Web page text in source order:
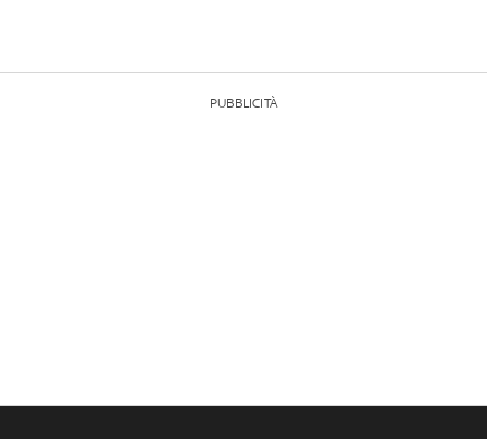
PUBBLICITÀ